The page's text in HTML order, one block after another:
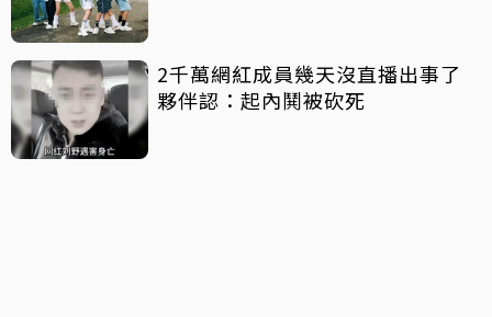
2千萬網紅成員幾天沒直播出事了
夥伴認：起內鬨被砍死